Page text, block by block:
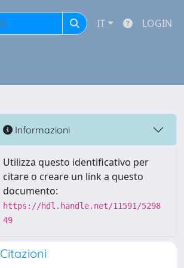
IT LOGIN
Informazioni
Utilizza questo identificativo per
citare o creare un link a questo
documento:
https://hdl.handle.net/11591/5298
49
Citazioni